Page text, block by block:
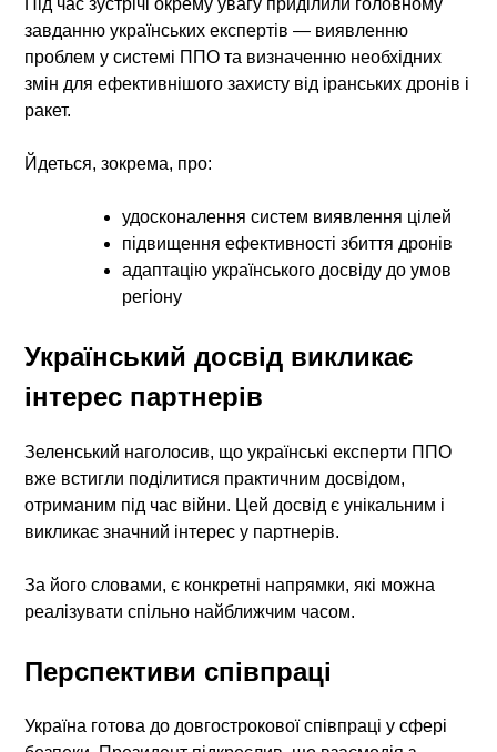
завданню українських експертів — виявленню
проблем у системі ППО та визначенню необхідних
змін для ефективнішого захисту від іранських дронів і
ракет.
Йдеться, зокрема, про:
удосконалення систем виявлення цілей
підвищення ефективності збиття дронів
адаптацію українського досвіду до умов
регіону
Український досвід викликає
інтерес партнерів
Зеленський наголосив, що українські експерти ППО
вже встигли поділитися практичним досвідом,
отриманим під час війни. Цей досвід є унікальним і
викликає значний інтерес у партнерів.
За його словами, є конкретні напрямки, які можна
реалізувати спільно найближчим часом.
Перспективи співпраці
Україна готова до довгострокової співпраці у сфері